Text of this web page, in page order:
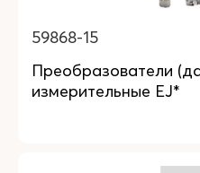
59868-15
Преобразователи
измерительные EJ*